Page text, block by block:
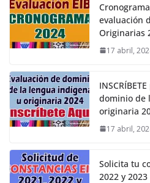
evaluación
Originarias
17 abril,
dominio de
originaria
17 abril,
Solicita tu
2022 y 2023